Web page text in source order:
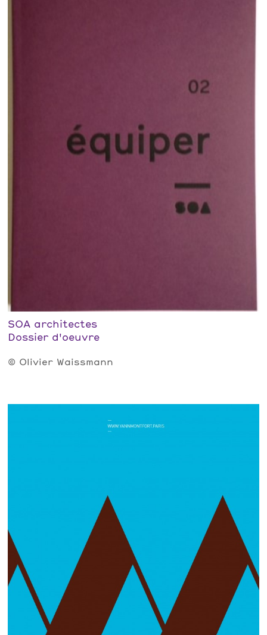
SOA architectes
Dossier d'oeuvre
© Olivier Waissmann